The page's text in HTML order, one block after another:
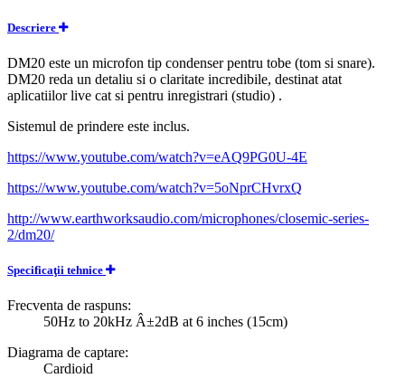
Descriere
DM20 este un microfon tip condenser pentru tobe (tom si snare).
DM20 reda un detaliu si o claritate incredibile, destinat atat
aplicatiilor live cat si pentru inregistrari (studio) .
Sistemul de prindere este inclus.
https://www.youtube.com/watch?v=eAQ9PG0U-4E
https://www.youtube.com/watch?v=5oNprCHvrxQ
http://www.earthworksaudio.com/microphones/closemic-series-
2/dm20/
Specificaţii tehnice
Frecventa de raspuns:
50Hz to 20kHz Â±2dB at 6 inches (15cm)
Diagrama de captare:
Cardioid